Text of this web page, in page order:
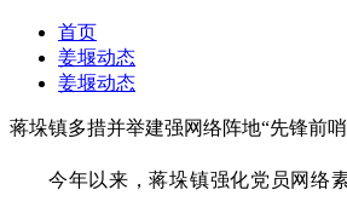
首页
姜堰动态
姜堰动态
蒋垛镇多措并举建强网络阵地“先锋前
今年以来，蒋垛镇强化党员网络